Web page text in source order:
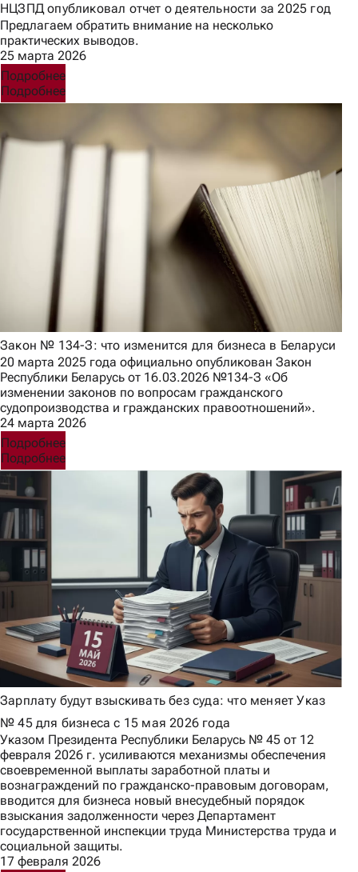
НЦЗПД опубликовал отчет о деятельности за 2025 год
Предлагаем обратить внимание на несколько
практических выводов.
25 марта 2026
Подробнее
Подробнее
Закон № 134-З: что изменится для бизнеса в Беларуси
20 марта 2025 года официально опубликован Закон
Республики Беларусь от 16.03.2026 №134-З «Об
изменении законов по вопросам гражданского
судопроизводства и гражданских правоотношений».
24 марта 2026
Подробнее
Подробнее
Зарплату будут взыскивать без суда: что меняет Указ
№ 45 для бизнеса с 15 мая 2026 года
Указом Президента Республики Беларусь № 45 от 12
февраля 2026 г. усиливаются механизмы обеспечения
своевременной выплаты заработной платы и
вознаграждений по гражданско-правовым договорам,
вводится для бизнеса новый внесудебный порядок
взыскания задолженности через Департамент
государственной инспекции труда Министерства труда и
социальной защиты.
17 февраля 2026